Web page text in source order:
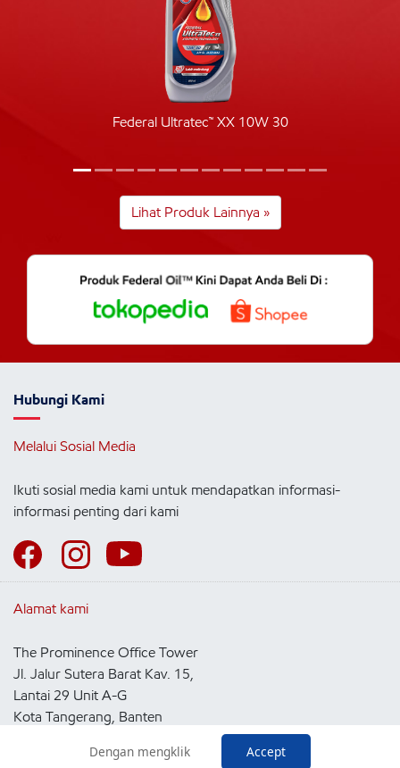
Federal Ultratec™ XX 10W 30
Lihat Produk Lainnya »
Hubungi Kami
Melalui Sosial Media
Ikuti sosial media kami untuk mendapatkan informasi-
informasi penting dari kami
Alamat kami
The Prominence Office Tower
Jl. Jalur Sutera Barat Kav. 15,
Lantai 29 Unit A-G
Kota Tangerang, Banten
Accept
Dengan mengklik